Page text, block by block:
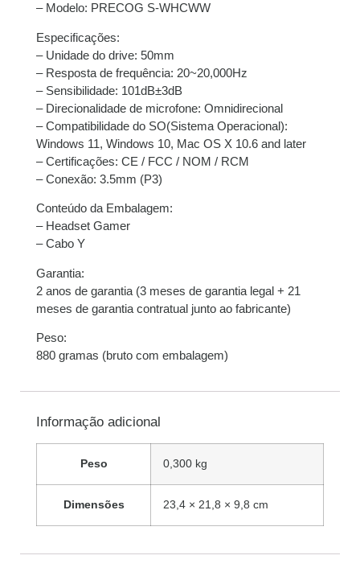
– Modelo: PRECOG S-WHCWW
Especificações:
– Unidade do drive: 50mm
– Resposta de frequência: 20~20,000Hz
– Sensibilidade: 101dB±3dB
– Direcionalidade de microfone: Omnidirecional
– Compatibilidade do SO(Sistema Operacional):
Windows 11, Windows 10, Mac OS X 10.6 and later
– Certificações: CE / FCC / NOM / RCM
– Conexão: 3.5mm (P3)
Conteúdo da Embalagem:
– Headset Gamer
– Cabo Y
Garantia:
2 anos de garantia (3 meses de garantia legal + 21
meses de garantia contratual junto ao fabricante)
Peso:
880 gramas (bruto com embalagem)
Informação adicional
Peso 0,300 kg
Dimensões 23,4 × 21,8 × 9,8 cm